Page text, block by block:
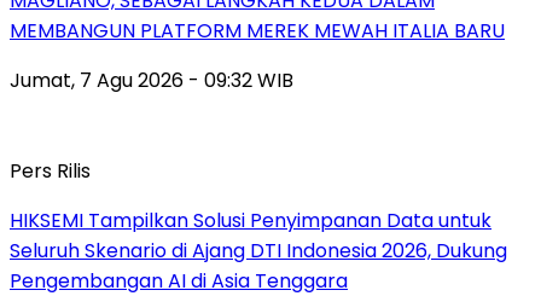
MEMBANGUN PLATFORM MEREK MEWAH ITALIA BARU
Jumat, 7 Agu 2026 - 09:32 WIB
Pers Rilis
HIKSEMI Tampilkan Solusi Penyimpanan Data untuk
Seluruh Skenario di Ajang DTI Indonesia 2026, Dukung
Pengembangan AI di Asia Tenggara